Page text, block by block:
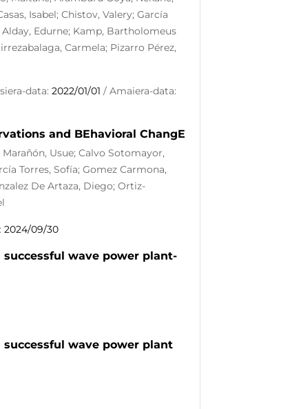
Isabel; Chistov, Valery; García
Alday, Edurne; Kamp, Bartholomeus
Carmela; Pizarro Pérez,
data: 2022/01/01 / Amaiera-data:
and BEhavioral ChangE
Usue; Calvo Sotomayor,
Torres, Sofía; Gomez Carmona,
De Artaza, Diego; Ortiz-
2024/09/30
wave power plant-
wave power plant